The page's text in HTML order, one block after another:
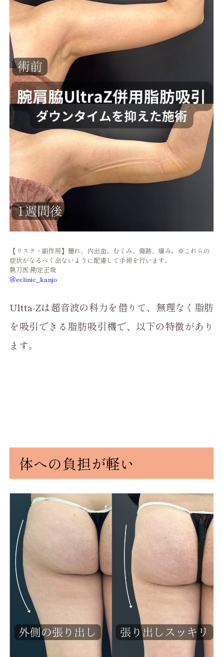
【リスク・副作用】腫れ、内出血、むくみ、傷跡、痛み。※これらの
症状がなるべく出ないように配慮して手術を行います。
執刀医:勘定正哉
＠eclinic_kanjo
Ultta-Zは超音波の科力を借りて、無理なく脂肪
を吸引できる脂肪吸引機で、以下の特徴があり
ます。
体への負担が軽い